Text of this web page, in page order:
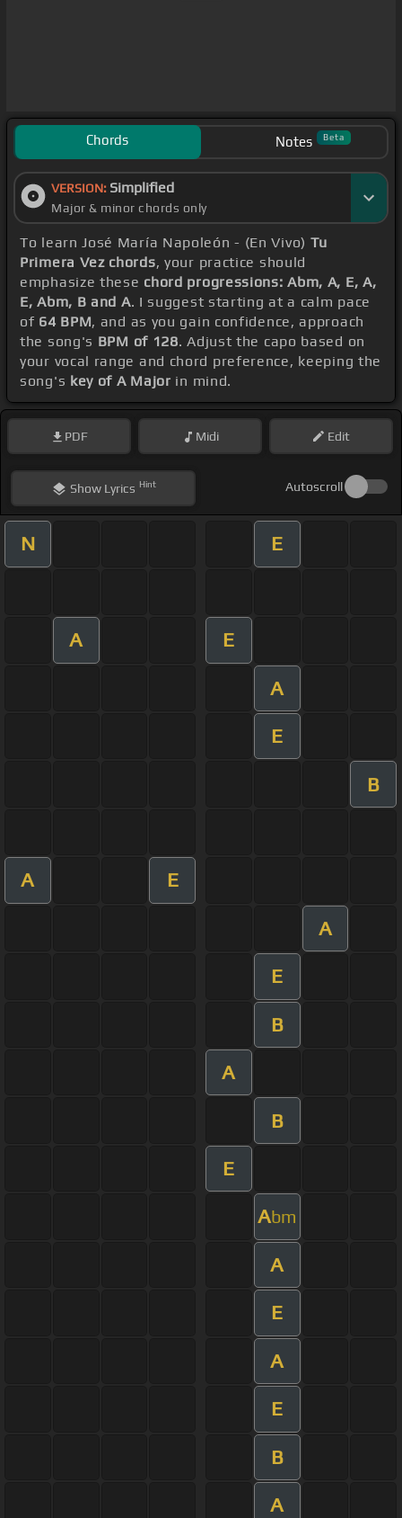
Chords Notes Beta
VERSION: Simplified
Major & minor chords only
To learn José María Napoleón - (En Vivo) Tu
Primera Vez chords, your practice should
emphasize these chord progressions: Abm, A, E, A,
E, Abm, B and A. I suggest starting at a calm pace
of 64 BPM, and as you gain confidence, approach
the song's BPM of 128. Adjust the capo based on
your vocal range and chord preference, keeping the
song's key of A Major in mind.
PDF Midi Edit
ShowLyrics Hint Autoscroll
N E
A E
A
E
B
A E
A
E
B
A
B
E
Abm
A
E
A
E
B
A